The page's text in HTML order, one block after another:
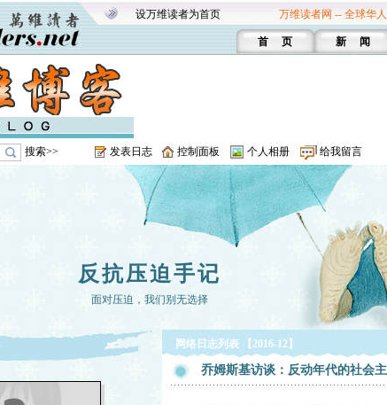
设万维读者为首页 万维读者网 -- 全球华
首 页 新 闻
搜索>> 发表日志 控制面板 个人相册 给我留言
反抗压迫手记
面对压迫，我们别无选择
网络日志列表 【2016-12】
乔姆斯基访谈：反动年代的社会